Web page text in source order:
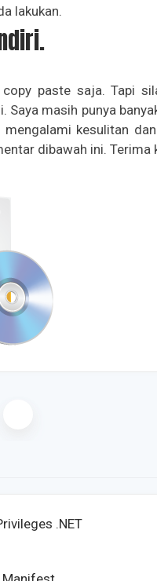
lakukan.
paste saja. Tapi
Saya masih punya
kesulitan
dibawah ini. Terima
.NET